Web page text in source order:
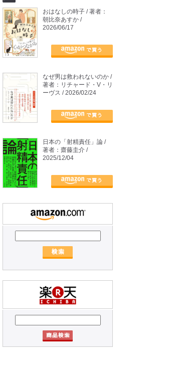
おはなしの時子 / 著者：
朝比奈あすか /
2026/06/17
なぜ男は救われないのか /
著者：リチャード・V・リ
ーヴス / 2026/02/24
日本の「射精責任」論 /
著者：齋藤圭介 /
2025/12/04